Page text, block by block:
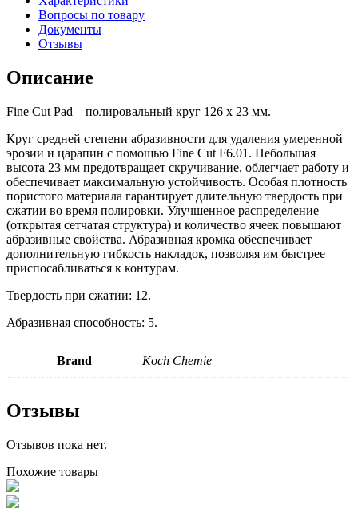
Вопросы по товару
Документы
Отзывы
Описание
Fine Cut Pad – полировальный круг 126 x 23 мм.
Круг средней степени абразивности для удаления умеренной
эрозии и царапин с помощью Fine Cut F6.01. Небольшая
высота 23 мм предотвращает скручивание, облегчает работу и
обеспечивает максимальную устойчивость. Особая плотность
пористого материала гарантирует длительную твердость при
сжатии во время полировки. Улучшенное распределение
(открытая сетчатая структура) и количество ячеек повышают
абразивные свойства. Абразивная кромка обеспечивает
дополнительную гибкость накладок, позволяя им быстрее
приспосабливаться к контурам.
Твердость при сжатии: 12.
Абразивная способность: 5.
Brand Koch Chemie
Отзывы
Отзывов пока нет.
Похожие товары